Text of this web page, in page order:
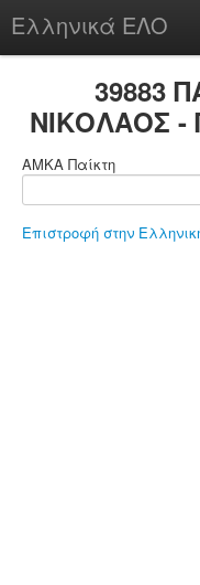
Ελληνικά ΕΛΟ
chesstu.be @ discord
39883
ΝΙΚΟΛΑΟΣ -
ΑΜΚΑ Παίκτη
Επιστροφή στην